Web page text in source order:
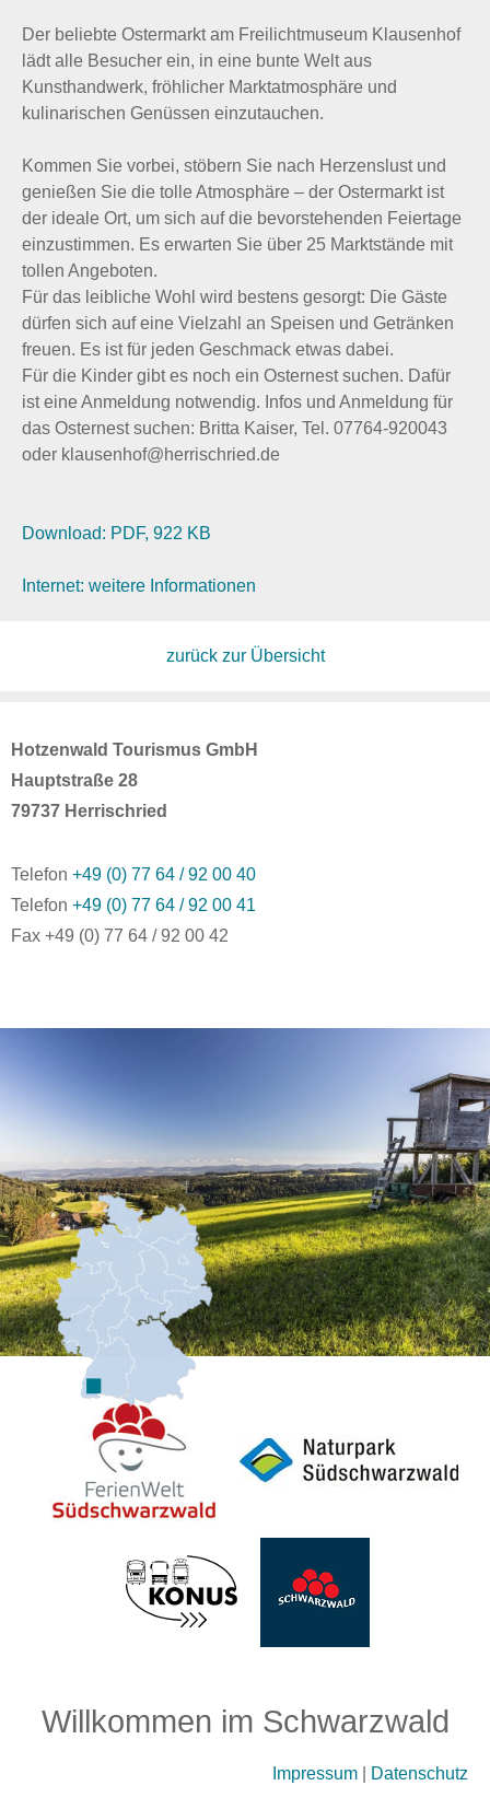
Der beliebte Ostermarkt am Freilichtmuseum Klausenhof
lädt alle Besucher ein, in eine bunte Welt aus
Kunsthandwerk, fröhlicher Marktatmosphäre und
kulinarischen Genüssen einzutauchen.
Kommen Sie vorbei, stöbern Sie nach Herzenslust und
genießen Sie die tolle Atmosphäre – der Ostermarkt ist
der ideale Ort, um sich auf die bevorstehenden Feiertage
einzustimmen. Es erwarten Sie über 25 Marktstände mit
tollen Angeboten.
Für das leibliche Wohl wird bestens gesorgt: Die Gäste
dürfen sich auf eine Vielzahl an Speisen und Getränken
freuen. Es ist für jeden Geschmack etwas dabei.
Für die Kinder gibt es noch ein Osternest suchen. Dafür
ist eine Anmeldung notwendig. Infos und Anmeldung für
das Osternest suchen: Britta Kaiser, Tel. 07764-920043
oder klausenhof@herrischried.de
Download: PDF, 922 KB
Internet: weitere Informationen
zurück zur Übersicht
Hotzenwald Tourismus GmbH
Hauptstraße 28
79737 Herrischried
Telefon +49 (0) 77 64 / 92 00 40
Telefon +49 (0) 77 64 / 92 00 41
Fax +49 (0) 77 64 / 92 00 42
Willkommen im Schwarzwald
Impressum Datenschutz